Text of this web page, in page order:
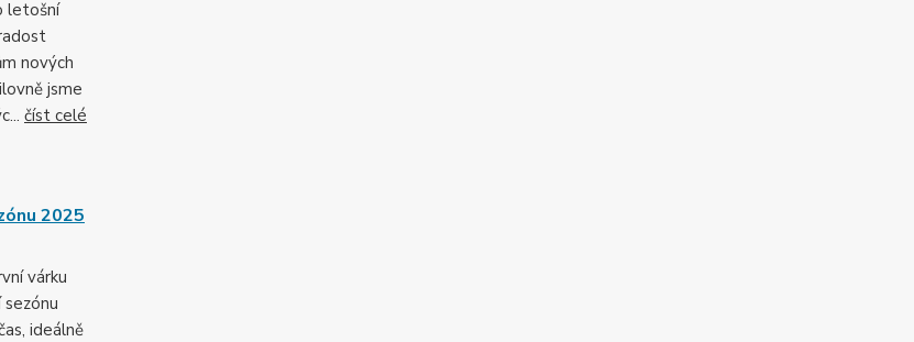
letošní
nových
jsme
číst celé
2025
várku
ideálně